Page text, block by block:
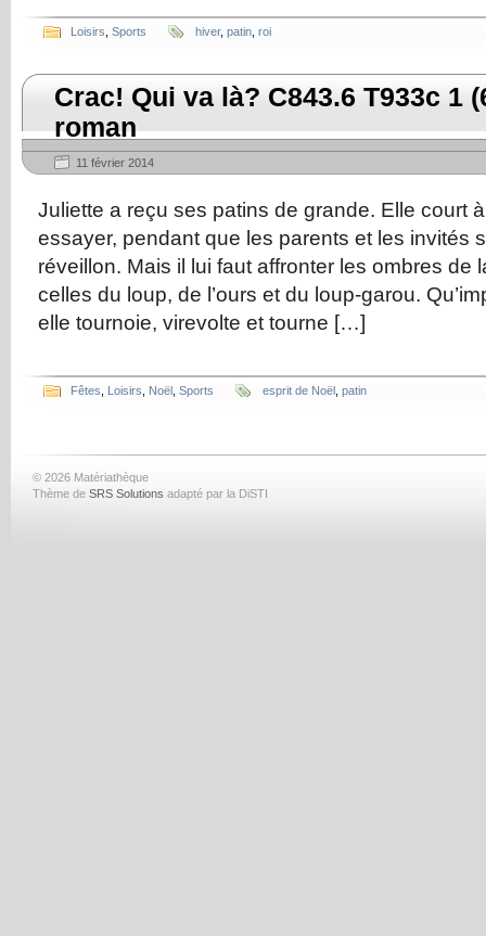
Loisirs Sports hiver, patin roi
Crac! Qui va là? C843.6 T933c 1
roman
11 février 2014
Juliette a reçu ses patins de grande. Elle court
essayer, pendant que les parents et les invités
réveillon. Mais il lui faut affronter les ombres de
celles du loup, de l’ours et du loup-garou.
elle tournoie, virevolte et tourne […]
Fêtes Loisirs Noël Sports esprit de Noël patin
© 2026 Matériathèque
Thème de SRS Solutions adapté par la DiSTI